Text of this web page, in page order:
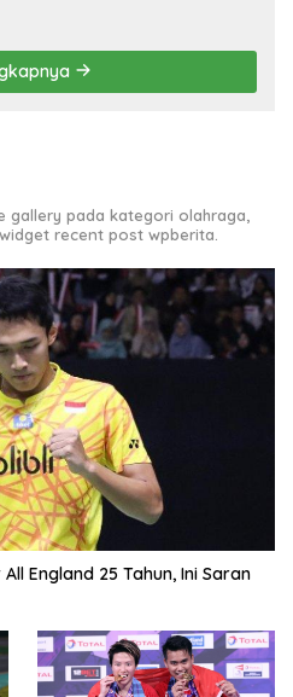
pada kategori olahraga,
recent post wpberita.
England 25 Tahun, Ini Saran